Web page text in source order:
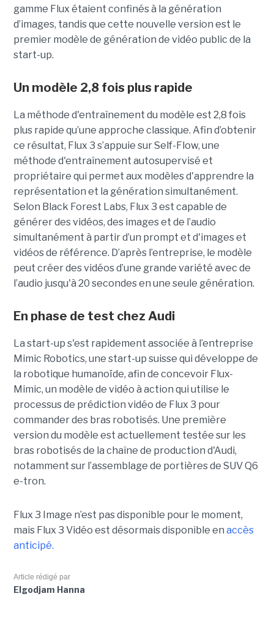
gamme Flux étaient confinés à la génération
d’images, tandis que cette nouvelle version est le
premier modèle de génération de vidéo public de la
start-up.
Un modèle 2,8 fois plus rapide
La méthode d'entraînement du modèle est 2,8 fois
plus rapide qu’une approche classique. Afin d’obtenir
ce résultat, Flux 3 s’appuie sur Self-Flow, une
méthode d'entraînement autosupervisé et
propriétaire qui permet aux modèles d'apprendre la
représentation et la génération simultanément.
Selon Black Forest Labs, Flux 3 est capable de
générer des vidéos, des images et de l’audio
simultanément à partir d’un prompt et d'images et
vidéos de référence. D’après l’entreprise, le modèle
peut créer des vidéos d’une grande variété avec de
l’audio jusqu'à 20 secondes en une seule génération.
En phase de test chez Audi
La start-up s'est rapidement associée à l’entreprise
Mimic Robotics, une start-up suisse qui développe de
la robotique humanoïde, afin de concevoir Flux-
Mimic, un modèle de vidéo à action qui utilise le
processus de prédiction vidéo de Flux 3 pour
commander des bras robotisés. Une première
version du modèle est actuellement testée sur les
bras robotisés de la chaîne de production d'Audi,
notamment sur l’assemblage de portières de SUV Q6
e-tron.
Flux 3 Image n’est pas disponible pour le moment,
mais Flux 3 Vidéo est désormais disponible en accès
anticipé.
Article rédigé par
Elgodjam Hanna